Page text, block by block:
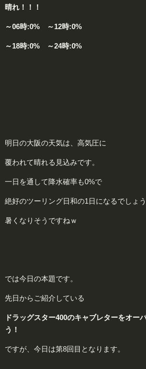
晴れ！！！
～06時:0% ～12時:0%
～18時:0% ～24時:0%
明日の大阪の天気は、高気圧に
覆われて晴れる見込みです。
一日を通して降水確率も0%で
絶好のツーリング日和の1日になるでしょう
暑くなりそうですねｗ
では今日の本題です。
先日からご紹介している
ドラッグスター400のキャブレターをオー
う！
ですが、今日は第8回目となります。